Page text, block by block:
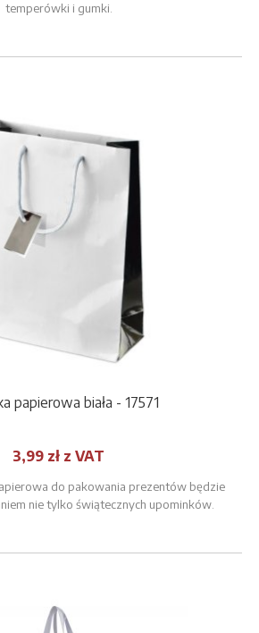
temperówki i gumki.
papierowa biała - 17571
3,99 zł z VAT
do pakowania prezentów będzie
nie tylko świątecznych upominków.